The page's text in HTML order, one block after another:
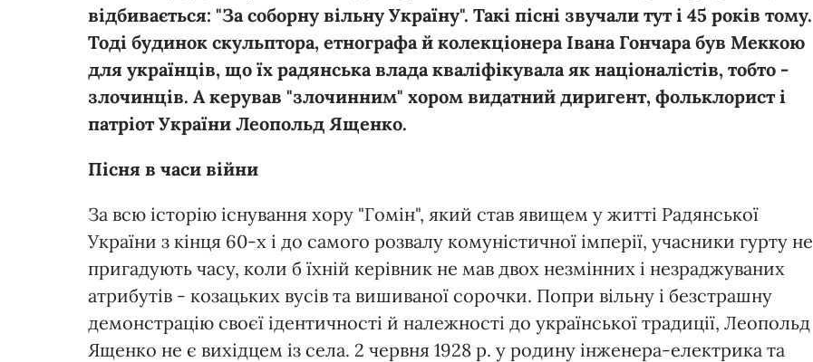
відбивається: "За соборну вільну Україну". Такі пісні звучали тут і 45 років тому.
Тоді будинок скульптора, етнографа й колекціонера Івана Гончара був Меккою
для українців, що їх радянська влада кваліфікувала як націоналістів, тобто -
злочинців. А керував "злочинним" хором видатний диригент, фольклорист і
патріот України Леопольд Ященко.
Пісня в часи війни
За всю історію існування хору "Гомін", який став явищем у житті Радянської
України з кінця 60-х і до самого розвалу комуністичної імперії, учасники гурту не
пригадують часу, коли б їхній керівник не мав двох незмінних і незраджуваних
атрибутів - козацьких вусів та вишиваної сорочки. Попри вільну і безстрашну
демонстрацію своєї ідентичності й належності до української традиції, Леопольд
Ященко не є вихідцем із села. 2 червня 1928 р. у родину інженера-електрика та